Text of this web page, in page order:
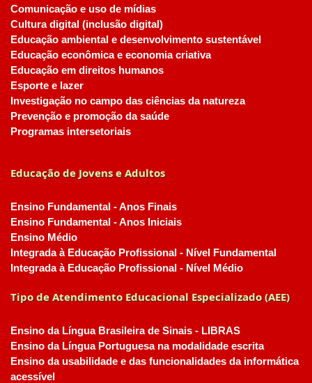
Comunicação e uso de mídias
Cultura digital (inclusão digital)
Educação ambiental e desenvolvimento sustentável
Educação econômica e economia criativa
Educação em direitos humanos
Esporte e lazer
Investigação no campo das ciências da natureza
Prevenção e promoção da saúde
Programas intersetoriais
Educação de Jovens e Adultos
Ensino Fundamental - Anos Finais
Ensino Fundamental - Anos Iniciais
Ensino Médio
Integrada à Educação Profissional - Nível Fundamental
Integrada à Educação Profissional - Nível Médio
Tipo de Atendimento Educacional Especializado (AEE)
Ensino da Língua Brasileira de Sinais - LIBRAS
Ensino da Língua Portuguesa na modalidade escrita
Ensino da usabilidade e das funcionalidades da informática
acessível